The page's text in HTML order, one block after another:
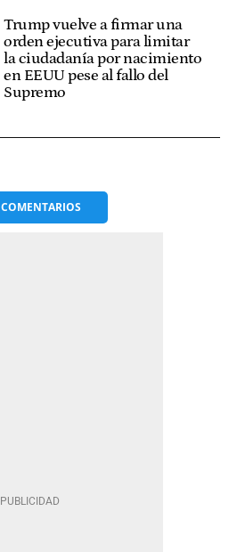
Trump vuelve a firmar una
orden ejecutiva para limitar
la ciudadanía por nacimiento
en EEUU pese al fallo del
Supremo
COMENTARIOS